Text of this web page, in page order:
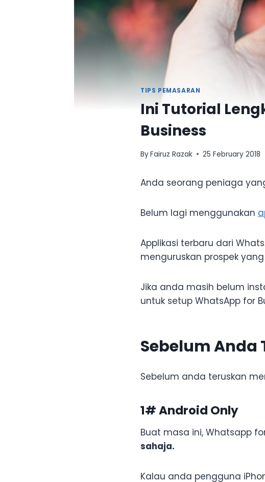
TIPS PEMASARAN
Ini Tutorial
Business
ByFairuz Razak 25 February 2018
Anda seorang peniaga
Belum lagi menggunakan
Applikasi terbaru dari
menguruskan prospek
Jika anda masih belum
untuk setup WhatsApp for
Sebelum Anda
Sebelum anda teruskan
1# Android Only
Buat masa ini, Whatsapp
sahaja.
Kalau anda pengguna